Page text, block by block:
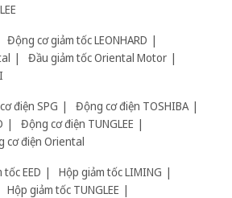
Động cơ giảm tốc LEONHARD
Đầu giảm tốc Oriental Motor
điện SPG
Động cơ điện TOSHIBA
Động cơ điện TUNGLEE
cơ điện Oriental
EED
Hộp giảm tốc LIMING
Hộp giảm tốc TUNGLEE